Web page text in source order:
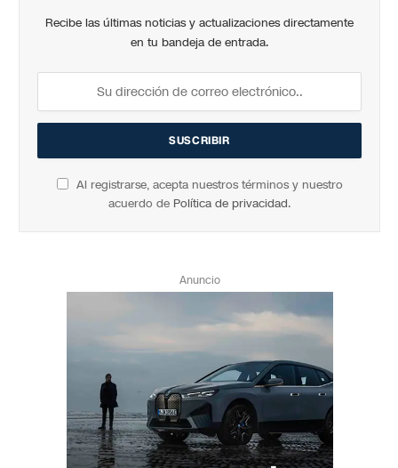
Recibe las últimas noticias y actualizaciones directamente
en tu bandeja de entrada.
Al registrarse, acepta nuestros términos y nuestro
acuerdo de Política de privacidad.
Anuncio